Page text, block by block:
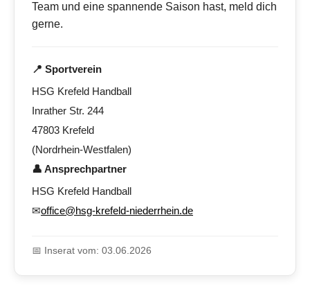
Team und eine spannende Saison hast, meld dich
gerne.
📍 Sportverein
HSG Krefeld Handball
Inrather Str. 244
47803 Krefeld
(Nordrhein-Westfalen)
👤 Ansprechpartner
HSG Krefeld Handball
✉office@hsg-krefeld-niederrhein.de
📅 Inserat vom: 03.06.2026